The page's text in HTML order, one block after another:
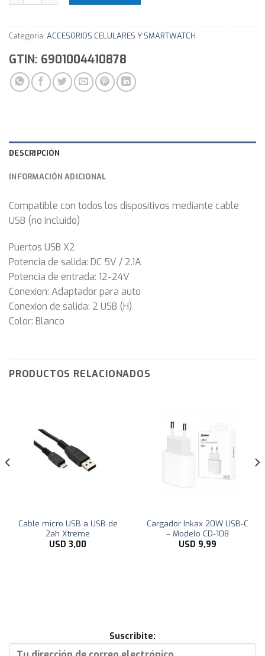
Categoría: ACCESORIOS CELULARES Y SMARTWATCH
GTIN: 6901004410878
DESCRIPCIÓN
INFORMACIÓN ADICIONAL
Compatible con todos los dispositivos mediante cable
USB (no incluido)
Puertos USB X2
Potencia de salida: DC 5V / 2.1A
Potencia de entrada: 12-24V
Conexion: Adaptador para auto
Conexion de salida: 2 USB (H)
Color: Blanco
PRODUCTOS RELACIONADOS
Cable micro USB a USB de
2ah Xtreme
USD 3,00
Cargador Inkax 20W USB-C
– Modelo CD-108
USD 9,99
Suscribite: